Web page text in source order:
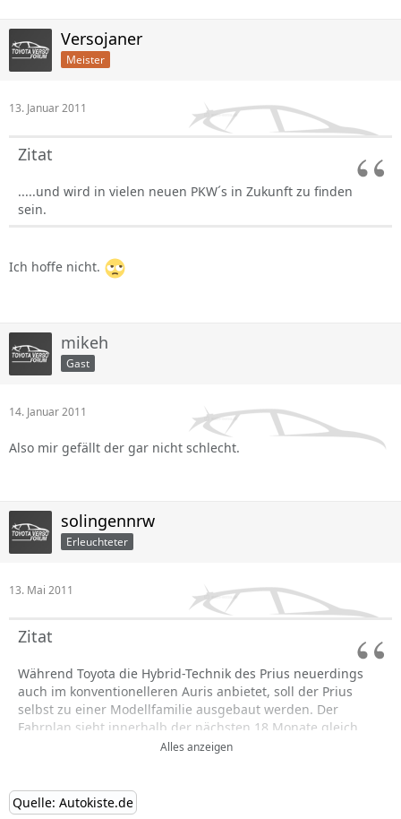
Versojaner
Meister
13. Januar 2011
Zitat
.....und wird in vielen neuen PKW´s in Zukunft zu finden
sein.
Ich hoffe nicht.
mikeh
Gast
14. Januar 2011
Also mir gefällt der gar nicht schlecht.
solingennrw
Erleuchteter
13. Mai 2011
Zitat
Während Toyota die Hybrid-Technik des Prius neuerdings
auch im konventionelleren Auris anbietet, soll der Prius
selbst zu einer Modellfamilie ausgebaut werden. Der
Fahrplan sieht innerhalb der nächsten 18 Monate gleich
drei Neuheiten vor: Einen Prius Van, ein Stadtauto und den
steht dabei nicht etwa für Van, sondern für "versatility",
Alles anzeigen
Quelle: Autokiste.de